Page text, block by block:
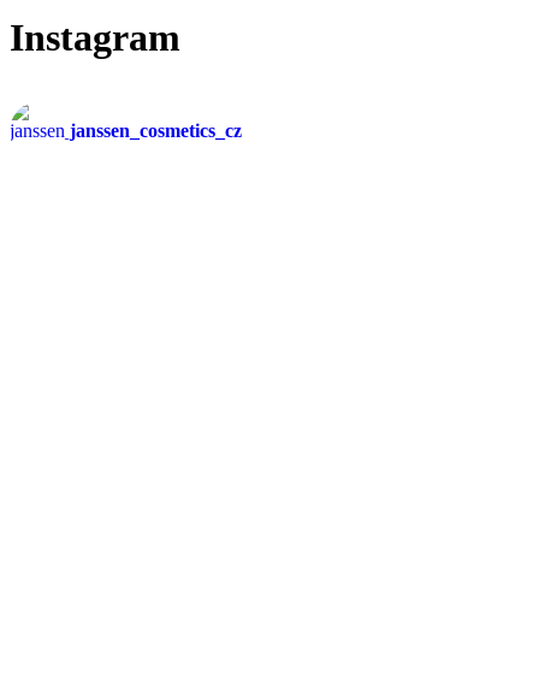
Instagram
janssen_cosmetics_cz